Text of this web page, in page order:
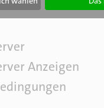
Anzeigen